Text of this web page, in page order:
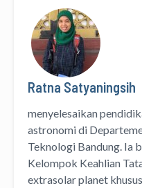
Ratna Satyaningsih
menyelesaikan
astronomi di
Teknologi Bandung. Ia
Kelompok Keahlian
extrasolar planet